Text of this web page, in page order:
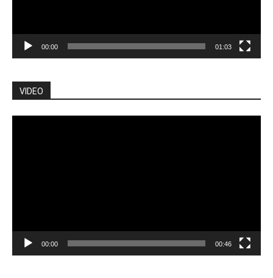
00:00 01:03
VIDEO
00:00 00:46